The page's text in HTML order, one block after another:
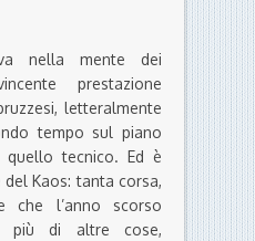
nella mente dei
prestazione
letteralmente
tempo sul piano
tecnico. Ed è
Kaos: tanta corsa,
che l’anno scorso
più di altre cose,